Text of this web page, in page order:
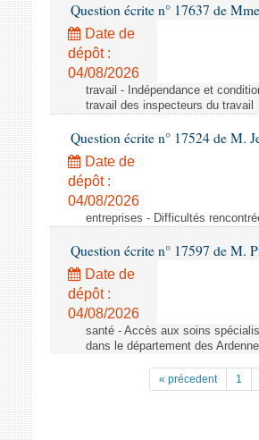
Question écrite n° 17637 de
Date de
dépôt :
04/08/2026
travail - Indépendance et
travail des inspecteurs du travail
Question écrite n° 17524 de M.
Date de
dépôt :
04/08/2026
entreprises - Difficultés
Question écrite n° 17597 de M.
Date de
dépôt :
04/08/2026
santé - Accès aux soins
dans le département des
« précedent 1